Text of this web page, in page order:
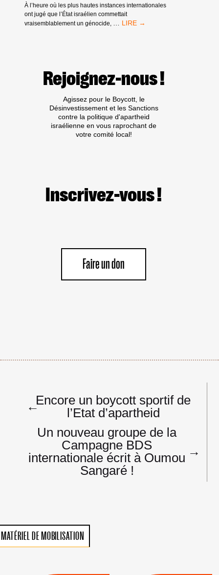
À l’heure où les plus hautes instances internationales
ont jugé que l’État israélien commettait
vraisemblablement un génocide,
APPEL
L’INSTITUTION
CULTURELLE
COMPLICE
« BATSHEVA
DANCE
COMPANY »
Rejoignez-nous !
Agissez pour le Boycott, le
Désinvestissement et les Sanctions
contre la politique d'apartheid
israélienne en vous raprochant de
votre comité local!
Inscrivez-vous !
Faire un don
Navigation
de
←Encore un boycott sportif de
l’Etat d’apartheid
Un nouveau groupe de la
Campagne BDS
internationale écrit à Oumou
Sangaré !
→
MATÉRIEL DE MOBILISATION